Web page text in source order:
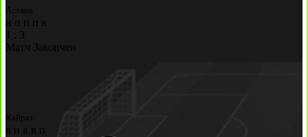
Астана
н п п п
в
1
3
Матч Закончен
Кайрат
в н в в п